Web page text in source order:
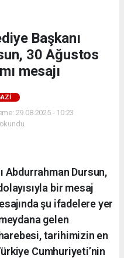
Başkanı
30 Ağustos
mesajı
29.08.2025 - 10:23
Abdurrahman Dursun,
bir mesaj
şu ifadelere yer
gelen
tarihimizin en
Cumhuriyeti’nin